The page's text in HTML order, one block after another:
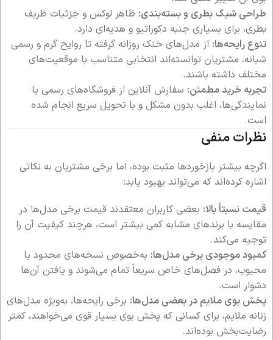
طراحی شیک بطری و بسته‌بندی: ظاهر لوکس و جزئیات ظریف
بطری، برای بسیاری جنبه دکوراتیو و هدیه‌ای دارد.
تنوع رایحه‌ها: از مدل‌های خنک روزانه گرفته تا روایح گرم و رسمی
شبانه، مشتریان توانسته‌اند انتخابی متناسب با موقعیت‌های
مختلف داشته باشند.
تجربه خرید مطمئن: سفارش آنلاین از فروشگاه‌های رسمی یا
نمایندگی‌ها، اغلب بدون مشکل و با تحویل سریع انجام شده
است.
نظرات منفی
اگرچه بیشتر بازخوردها مثبت بوده، اما برخی مشتریان به نکاتی
اشاره کرده‌اند که می‌تواند بهبود یابد:
قیمت نسبتاً بالا: بعضی کاربران معتقدند قیمت برخی مدل‌ها در
مقایسه با برندهای مشابه کمی بیشتر است، هرچند کیفیت آن را
توجیه می‌کند.
کمبود موجودی برخی مدل‌ها: به‌خصوص نسخه‌های محدود یا
محبوب، در فصل‌های خاص سریعاً تمام می‌شوند و یافتن آن‌ها
دشوار است.
پخش بوی ملایم در بعضی مدل‌ها: برخی رایحه‌ها، به‌ویژه مدل‌های
زنانه ملایم، برای کسانی که پخش بوی بسیار قوی می‌خواهند، کمتر
رضایت‌بخش بوده‌اند.